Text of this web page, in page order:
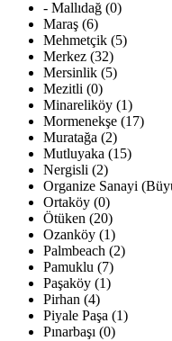
- Mallıdağ (0)
Maraş (6)
Mehmetçik (5)
Merkez (32)
Mersinlik (5)
Mezitli (0)
Minareliköy (1)
Mormenekşe (17)
Muratağa (2)
Mutluyaka (15)
Nergisli (2)
Organize Sanayi
Ortaköy (0)
Ötüken (20)
Ozanköy (1)
Palmbeach (2)
Pamuklu (7)
Paşaköy (1)
Pirhan (4)
Piyale Paşa (1)
Pınarbaşı (0)